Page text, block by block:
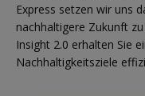
Express setzen wir uns
nachhaltigere Zukunft
Insight 2.0 erhalten Sie
Nachhaltigkeitsziele